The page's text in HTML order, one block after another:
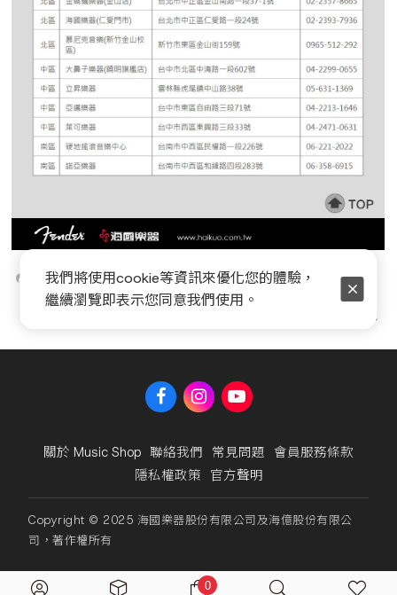
關於 Music Shop 聯絡我們 常見問題 會員服務條款
隱私權政策 官方聲明
Copyright © 2025 海國樂器股份有限公司及海億股份有限公
司，著作權所有
0
我們將使用cookie等資訊來優化您的體驗，
繼續瀏覽即表示您同意我們使用。